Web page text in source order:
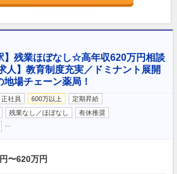
】残業ほぼなし☆高年収620万円相談
人】教育制度充実／ドミナント展開
場チェーン薬局！
正社員 600万以上
定期昇給
残業なし／ほぼなし
有休推奨
〜620万円